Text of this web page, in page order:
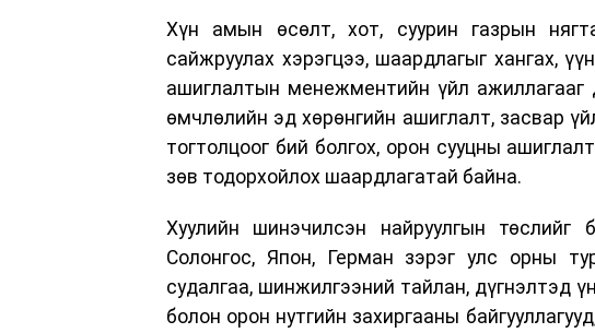
Хүн амын өсөлт, хот, суурин газрын
сайжруулах хэрэгцээ, шаардлагыг хангах,
ашиглалтын менежментийн үйл
өмчлөлийн эд хөрөнгийн ашиглалт, засвар
тогтолцоог бий болгох, орон сууцны
зөв тодорхойлох шаардлагатай байна.
Хуулийн шинэчилсэн найруулгын төслийг
Солонгос, Япон, Герман зэрэг улс орны
судалгаа, шинжилгээний тайлан, дүгнэлтэд
болон орон нутгийн захиргааны